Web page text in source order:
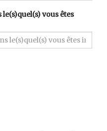
vous êtes